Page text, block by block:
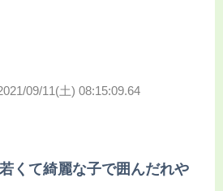
09/11(土) 08:15:09.64
くて綺麗な子で囲んだれや